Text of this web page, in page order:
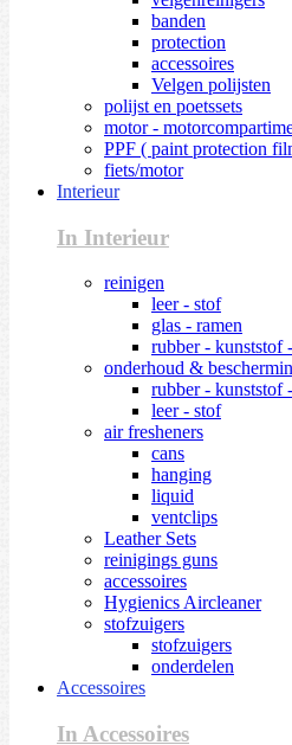
banden
protection
accessoires
Velgen polijsten
polijst en poetssets
motor -
PPF ( paint protection
fiets/motor
Interieur
In Interieur
reinigen
leer - stof
glas - ramen
rubber - kunststof
onderhoud &
rubber - kunststof
leer - stof
air fresheners
cans
hanging
liquid
ventclips
Leather Sets
reinigings guns
accessoires
Hygienics Aircleaner
stofzuigers
stofzuigers
onderdelen
Accessoires
In Accessoires